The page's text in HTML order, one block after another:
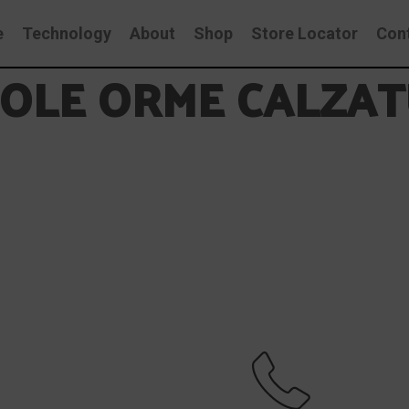
Technology About Shop Store Locator
ORME